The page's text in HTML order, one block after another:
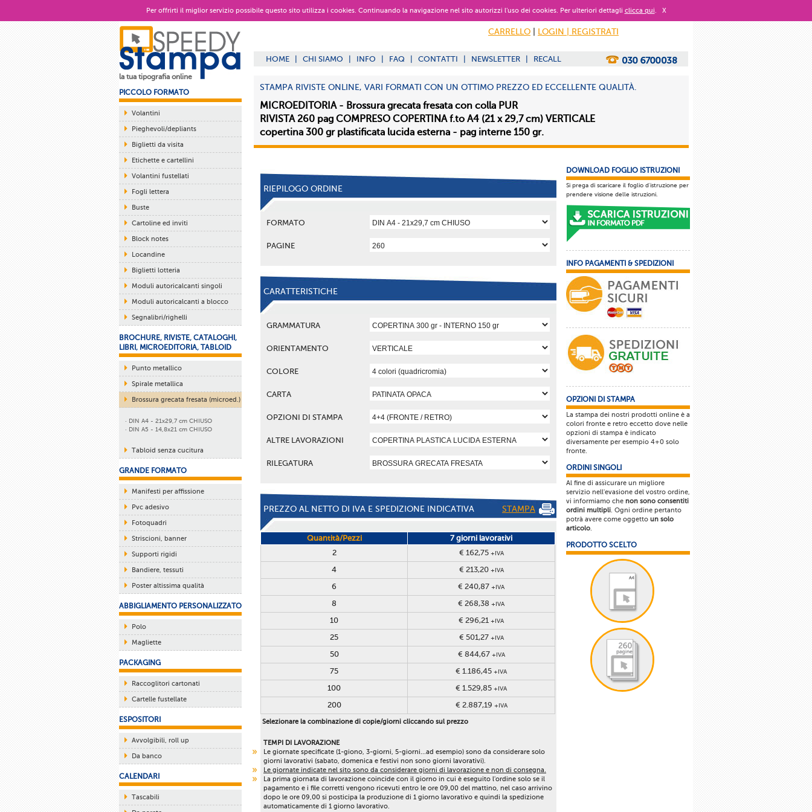
Per offrirti il miglior servizio possibile questo sito utilizza i cookies. Continuando la navigazione nel sito autorizzi l’uso dei cookies. Per ulteriori dettagli clicca qui. X
la tua tipografia online
PICCOLO FORMATO
Volantini
Pieghevoli/depliants
Biglietti da visita
Etichette e cartellini
Volantini fustellati
Fogli lettera
Buste
Cartoline ed inviti
Block notes
Locandine
Biglietti lotteria
Moduli autoricalcanti singoli
Moduli autoricalcanti a blocco
Segnalibri/righelli
BROCHURE, RIVISTE, CATALOGHI,
LIBRI, MICROEDITORIA, TABLOID
Punto metallico
Spirale metallica
Brossura grecata fresata (microed.)
· DIN A4 - 21x29,7 cm CHIUSO
· DIN A5 - 14,8x21 cm CHIUSO
Tabloid senza cucitura
GRANDE FORMATO
Manifesti per affissione
Pvc adesivo
Fotoquadri
Striscioni, banner
Supporti rigidi
Bandiere, tessuti
Poster altissima qualità
ABBIGLIAMENTO PERSONALIZZATO
Polo
Magliette
PACKAGING
Raccoglitori cartonati
Cartelle fustellate
ESPOSITORI
Avvolgibili, roll up
Da banco
CALENDARI
Tascabili
CARRELLO LOGIN | REGISTRATI
HOME CHI SIAMO INFO FAQ CONTATTI NEWSLETTER RECALL
STAMPA RIVISTE ONLINE, VARI FORMATI CON UN OTTIMO PREZZO ED ECCELLENTE QUALITÀ.
MICROEDITORIA - Brossura grecata fresata con colla PUR
RIVISTA 260 pag COMPRESO COPERTINA f.to A4 (21 x 29,7 cm) VERTICALE
copertina 300 gr plastificata lucida esterna - pag interne 150 gr.
RIEPILOGO ORDINE
FORMATO
PAGINE
CARATTERISTICHE
GRAMMATURA
ORIENTAMENTO
COLORE
CARTA
OPZIONI DI STAMPA
ALTRE LAVORAZIONI
RILEGATURA
PREZZO AL NETTO DI IVA E SPEDIZIONE INDICATIVA STAMPA
Quantità/Pezzi
7 giorni lavorativi
2
€ 162,75 +IVA
4 € 213,20 +IVA
6 € 240,87 +IVA
8 € 268,38 +IVA
10 € 296,21 +IVA
25 € 501,27 +IVA
50 € 844,67 +IVA
75 € 1.186,45 +IVA
100 € 1.529,85 +IVA
200 € 2.887,19 +IVA
Selezionare la combinazione di copie/giorni cliccando sul prezzo
TEMPI DI LAVORAZIONE
Le giornate specificate (1-giono, 3-giorni, 5-giorni...ad esempio) sono da considerare solo
giorni lavorativi (sabato, domenica e festivi non sono giorni lavorativi).
Le giornate indicate nel sito sono da considerare giorni di lavorazione e non di consegna.
La prima giornata di lavorazione coincide con il giorno in cui è eseguito l'ordine solo se il
pagamento e i file corretti vengono ricevuti entro le ore 09,00 del mattino, nel caso arrivino
dopo le ore 09,00 si posticipa la produzione di 1 giorno lavorativo e quindi la spedizione
automaticamente di 1 giorno lavorativo.
DOWNLOAD FOGLIO ISTRUZIONI
Si prega di scaricare il foglio d'istruzione per
prendere visione delle istruzioni.
INFO PAGAMENTI & SPEDIZIONI
OPZIONI DI STAMPA
La stampa dei nostri prodotti online è a
colori fronte e retro eccetto dove nelle
opzioni di stampa è indicato
diversamente per esempio 4+0 solo
fronte.
ORDINI SINGOLI
Al fine di assicurare un migliore
servizio nell'evasione del vostro ordine,
vi informiamo che non sono consentiti
ordini multipli. Ogni ordine pertanto
potrà avere come oggetto un solo
articolo.
PRODOTTO SCELTO